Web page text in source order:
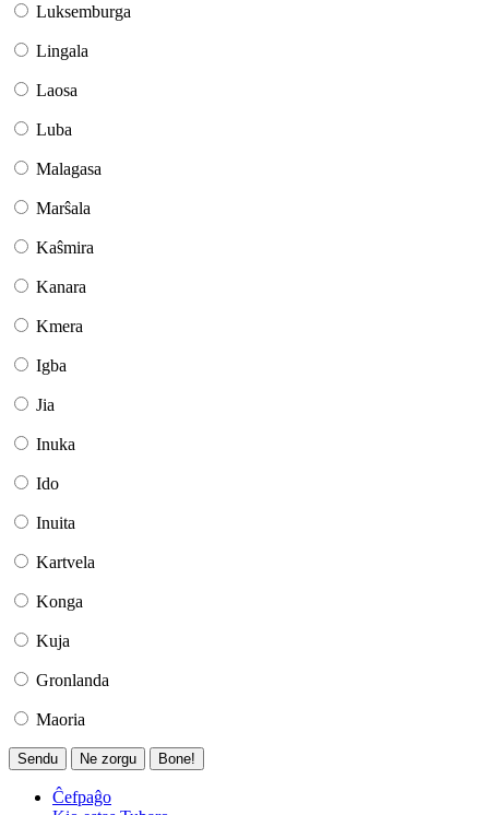
Luksemburga
Lingala
Laosa
Luba
Malagasa
Marŝala
Kaŝmira
Kanara
Kmera
Igba
Jia
Inuka
Ido
Inuita
Kartvela
Konga
Kuja
Gronlanda
Maoria
Sendu Ne zorgu Bone!
Ĉefpaĝo